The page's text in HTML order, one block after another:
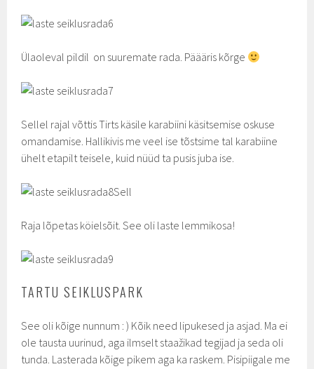
Ülaoleval pildil on suuremate rada. Päääris kõrge
Sellel rajal võttis Tirts käsile karabiini käsitsemise oskuse
omandamise. Hallikivis me veel ise tõstsime tal karabiine
ühelt etapilt teisele, kuid nüüd ta pusis juba ise.
Sell
Raja lõpetas köielsõit. See oli laste lemmikosa!
TARTU SEIKLUSPARK
See oli kõige nunnum : ) Kõik need lipukesed ja asjad. Ma ei
ole tausta uurinud, aga ilmselt staažikad tegijad ja seda oli
tunda. Lasterada kõige pikem aga ka raskem. Pisipiigale me